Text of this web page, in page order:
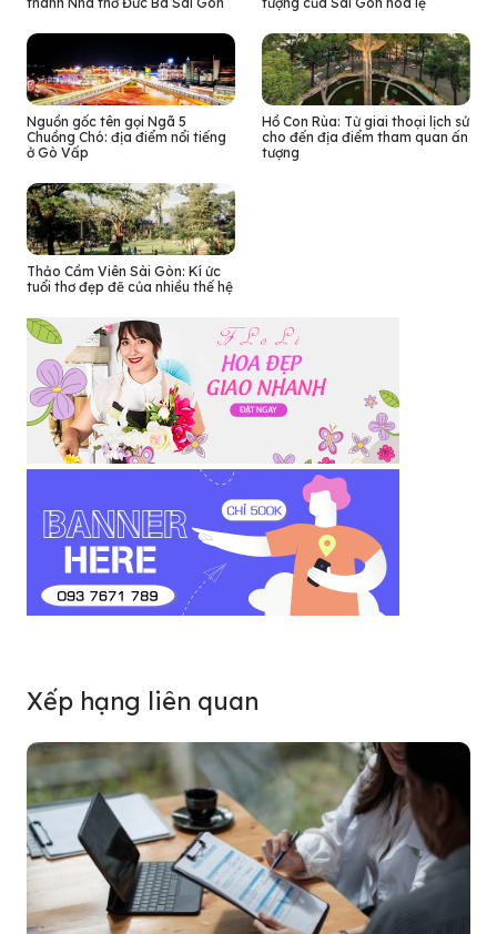
Nguồn gốc tên gọi Ngã 5
Chuồng Chó: địa điểm nổi tiếng
ở Gò Vấp
Hồ Con Rùa: Từ giai thoại lịch sử
cho đến địa điểm tham quan ấn
tượng
Thảo Cầm Viên Sài Gòn: Kí ức
tuổi thơ đẹp đẽ của nhiều thế hệ
Xếp hạng liên quan